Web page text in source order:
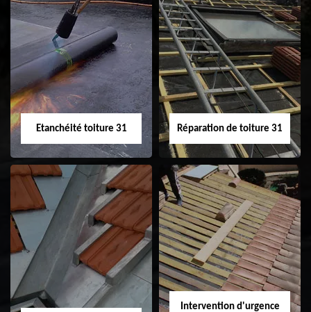
Peinture sur tuile
31
Nettoyage
demoussage de
toiture 31
Etanchéité toiture 31
Etanchéité toiture
31
Réparation de toiture 31
Réparation de
toiture 31
Intervention d'urgence